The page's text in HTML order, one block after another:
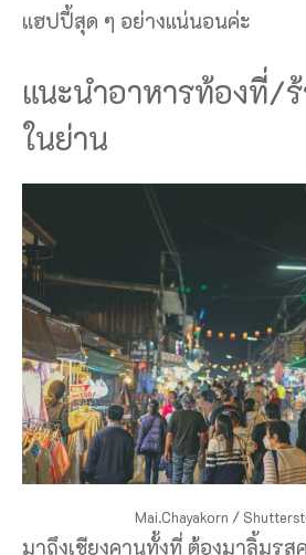
แฮปปี้สุด ๆ อย่างแน่นอนค่ะ
แนะนำอาหารท้องที่/
ในย่าน
Mai.Chayakorn /
มาถึงเชียงคานทั้งที่ ต้องมาลิ้มรส